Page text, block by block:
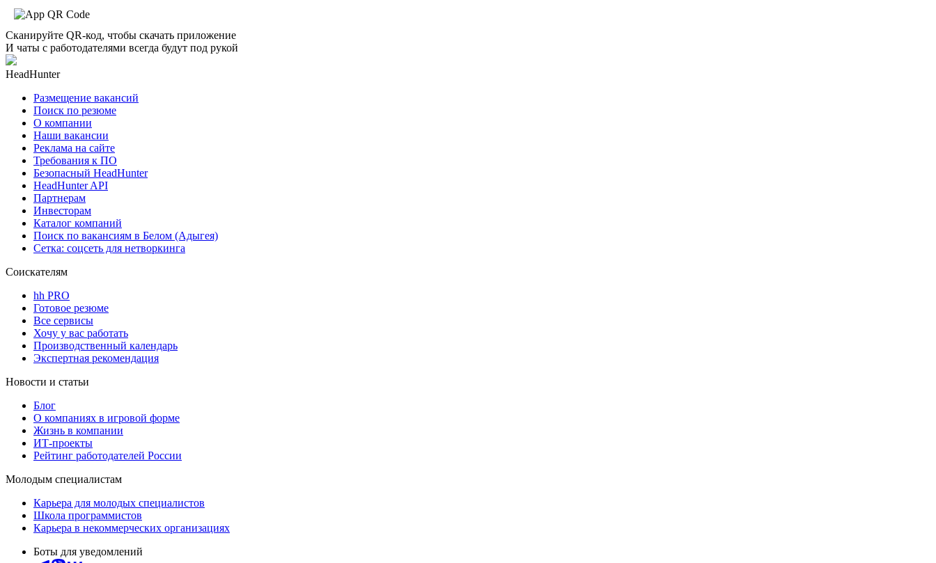
Сканируйте QR-код, чтобы скачать приложение
И чаты с работодателями всегда будут под рукой
HeadHunter
Размещение вакансий
Поиск по резюме
О компании
Наши вакансии
Реклама на сайте
Требования к ПО
Безопасный HeadHunter
HeadHunter API
Партнерам
Инвесторам
Каталог компаний
Поиск по вакансиям в Белом (Адыгея)
Сетка: соцсеть для нетворкинга
Соискателям
hh PRO
Готовое резюме
Все сервисы
Хочу у вас работать
Производственный календарь
Экспертная рекомендация
Новости и статьи
Блог
О компаниях в игровой форме
Жизнь в компании
ИТ-проекты
Рейтинг работодателей России
Молодым специалистам
Карьера для молодых специалистов
Школа программистов
Карьера в некоммерческих организациях
Боты для уведомлений